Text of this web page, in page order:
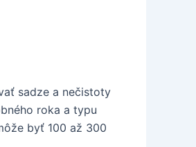
sadze a nečistoty
roka a typu
byť 100 až 300